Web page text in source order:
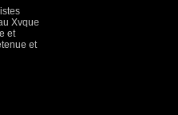
Xvque
et
et